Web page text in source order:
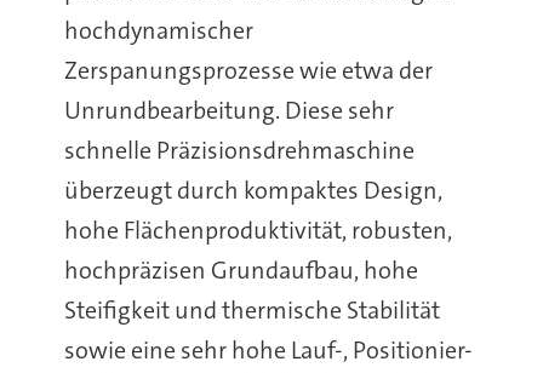
hochdynamischer
Zerspanungsprozesse wie etwa der
Unrundbearbeitung. Diese sehr
schnelle Präzisionsdrehmaschine
überzeugt durch kompaktes Design,
hohe Flächenproduktivität, robusten,
hochpräzisen Grundaufbau, hohe
Steifigkeit und thermische Stabilität
sowie eine sehr hohe Lauf-, Positionier-